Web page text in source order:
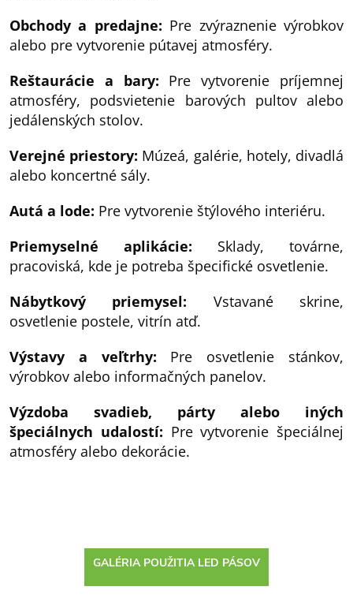
Obchody a predajne: Pre zvýraznenie výrobkov
alebo pre vytvorenie pútavej atmosféry.
Reštaurácie a bary: Pre vytvorenie príjemnej
atmosféry, podsvietenie barových pultov alebo
jedálenských stolov.
Verejné priestory: Múzeá, galérie, hotely, divadlá
alebo koncertné sály.
Autá a lode: Pre vytvorenie štýlového interiéru.
Priemyselné aplikácie: Sklady, továrne,
pracoviská, kde je potreba špecifické osvetlenie.
Nábytkový priemysel: Vstavané skrine,
osvetlenie postele, vitrín atď.
Výstavy a veľtrhy: Pre osvetlenie stánkov,
výrobkov alebo informačných panelov.
Výzdoba svadieb, párty alebo iných
špeciálnych udalostí: Pre vytvorenie špeciálnej
atmosféry alebo dekorácie.
GALÉRIA POUŽITIA LED PÁSOV